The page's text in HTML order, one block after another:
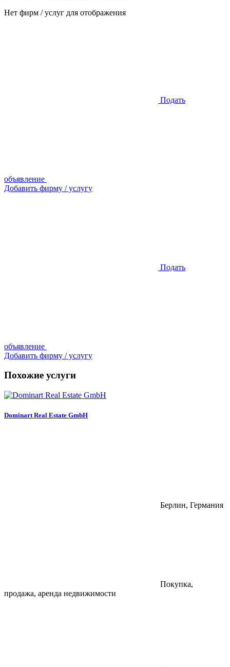
Нет фирм / услуг для отображения
Подать
объявление
Добавить фирму / услугу
Подать
объявление
Добавить фирму / услугу
Похожие услуги
Dominart Real Estate GmbH
Берлин, Германия
Покупка,
продажа, аренда недвижимости